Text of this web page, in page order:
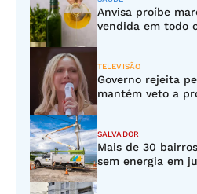
Anvisa proíbe
vendida em todo
TELEVISÃO
Governo rejeita
mantém veto a
SALVADOR
Mais de 30
sem energia em